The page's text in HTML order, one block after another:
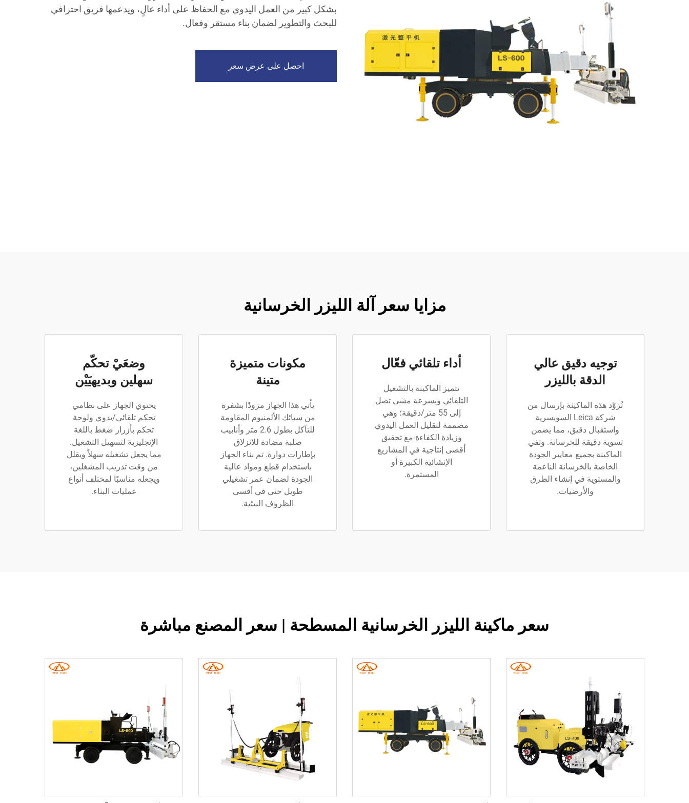
بشكل كبير من العمل اليدوي مع الحفاظ على أداء عالٍ، ويدعمها فريق احترافي
للبحث والتطوير لضمان بناء مستقر وفعال.
احصل على عرض سعر
مزايا سعر آلة الليزر الخرسانية
توجيه دقيق عالي
الدقة بالليزر
تُزوَّد هذه الماكينة بإرسال من
شركة Leica السويسرية
واستقبال دقيق، مما يضمن
تسوية دقيقة للخرسانة. وتفي
الماكينة بجميع معايير الجودة
الخاصة بالخرسانة الناعمة
والمستوية في إنشاء الطرق
والأرضيات.
أداء تلقائي فعّال
تتميز الماكينة بالتشغيل
التلقائي وبسرعة مشي تصل
إلى 55 متر/دقيقة؛ وهي
مصممة لتقليل العمل اليدوي
وزيادة الكفاءة مع تحقيق
أقصى إنتاجية في المشاريع
الإنشائية الكبيرة أو
المستمرة.
مكونات متميزة
متينة
يأتي هذا الجهاز مزودًا بشفرة
من سبائك الألمنيوم المقاومة
للتآكل بطول 2.6 متر وأنابيب
صلبة مضادة للانزلاق
بإطارات دوارة. تم بناء الجهاز
باستخدام قطع ومواد عالية
الجودة لضمان عمر تشغيلي
طويل حتى في أقسى
الظروف البيئية.
وضعَيْ تحكّم
سهلين وبديهيَيْن
يحتوي الجهاز على نظامي
تحكم تلقائي/يدوي ولوحة
تحكم بأزرار ضغط باللغة
الإنجليزية لتسهيل التشغيل.
مما يجعل تشغيله سهلاً ويقلل
من وقت تدريب المشغلين،
ويجعله مناسبًا لمختلف أنواع
عمليات البناء.
سعر ماكينة الليزر الخرسانية المسطحة | سعر المصنع مباشرة